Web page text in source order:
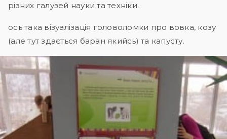
різних галузей науки та техніки.
ось така візуалізація головоломки про вовка, козу
(але тут здається баран якийсь) та капусту.